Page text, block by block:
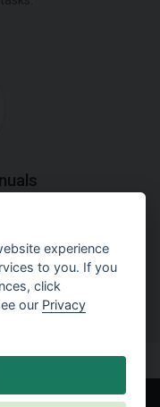
how
experience
to you. If you
click
our Privacy